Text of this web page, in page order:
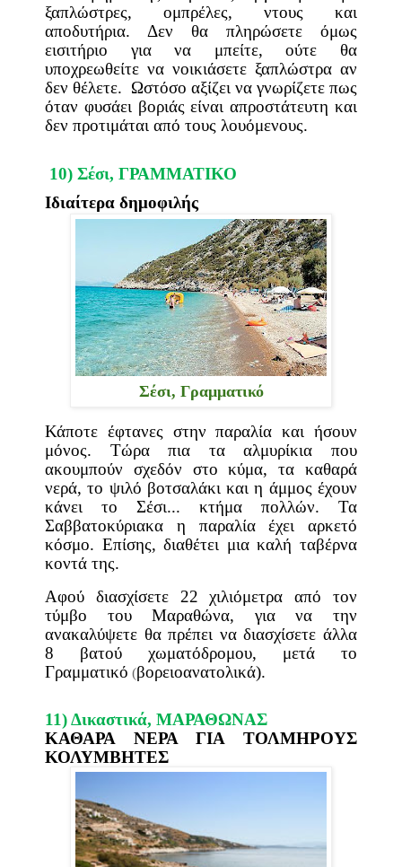
ξαπλώστρες, ομπρέλες, ντους και
αποδυτήρια.
Δεν θα πληρώσετε όμως
εισιτήριο για να μπείτε, ούτε θα
υποχρεωθείτε να νοικιάσετε ξαπλώστρα αν
δεν θέλετε. Ωστόσο αξίζει να γνωρίζετε πως
όταν φυσάει βοριάς είναι απροστάτευτη και
δεν προτιμάται από τους λουόμενους.
10) Σέσι, ΓΡΑΜΜΑΤΙΚΟ
Ιδιαίτερα δημοφιλής
Σέσι, Γραμματικό
Κάποτε έφτανες στην παραλία και ήσουν
μόνος. Τώρα πια τα αλμυρίκια που
ακουμπούν σχεδόν στο κύμα, τα καθαρά
νερά, το ψιλό βοτσαλάκι και η άμμος έχουν
κάνει το Σέσι... κτήμα πολλών. Τα
Σαββατοκύριακα η παραλία έχει αρκετό
κόσμο. Επίσης, διαθέτει μια καλή ταβέρνα
κοντά της.
Αφού διασχίσετε 22 χιλιόμετρα από τον
τύμβο του Μαραθώνα, για να την
ανακαλύψετε θα πρέπει να διασχίσετε άλλα
8 βατού χωματόδρομου, μετά το
Γραμματικό (βορειοανατολικά).
11) Δικαστικά, ΜΑΡΑΘΩΝΑΣ
ΚΑΘΑΡΆ ΝΕΡΆ ΓΙΑ ΤΟΛΜΗΡΟΎΣ
ΚΟΛΥΜΒΗΤΈΣ